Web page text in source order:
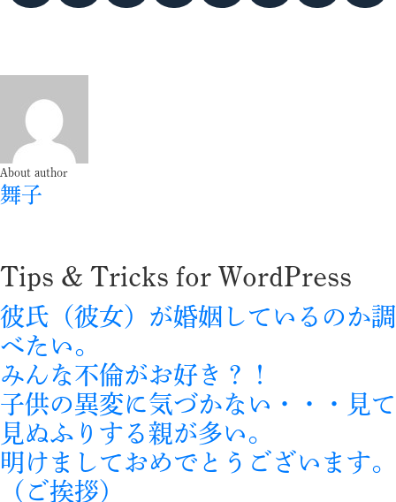
About author
舞子
Tips & Tricks for WordPress
彼氏（彼女）が婚姻しているのか調
べたい。
みんな不倫がお好き？！
子供の異変に気づかない・・・見て
見ぬふりする親が多い。
明けましておめでとうございます。
（ご挨拶）